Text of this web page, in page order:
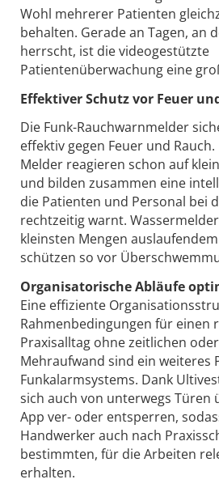
Wohl mehrerer Patienten
behalten. Gerade an Tagen, an
herrscht, ist die videogestützte
Patientenüberwachung eine
Effektiver Schutz vor Feuer
Die Funk-Rauchwarnmelder
effektiv gegen Feuer und
Melder reagieren schon auf
und bilden zusammen eine
die Patienten und Personal bei
rechtzeitig warnt.
kleinsten Mengen
schützen so vor
Organisatorische Abläufe
Eine effiziente
Rahmenbedingungen für einen
Praxisalltag ohne zeitlichen
Mehraufwand sind ein weiteres
Funkalarmsystems. Dank
sich auch von unterwegs Türen
App ver- oder entsperren,
Handwerker auch nach
bestimmten, für die Arbeiten
erhalten.